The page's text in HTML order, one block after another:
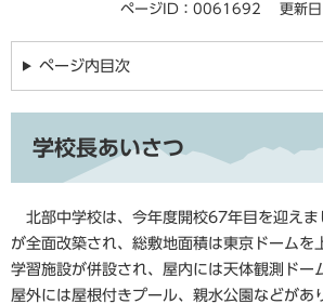
ページID：0061692 更新
ページ内目次
学校長あいさつ
北部中学校は、今年度開校67年目を迎えま
が全面改築され、総敷地面積は東京ドームを
学習施設が併設され、屋内には天体観測ドー
屋外には屋根付きプール、親水公園などがあ